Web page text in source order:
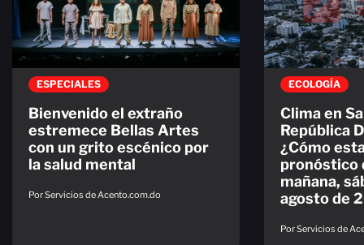
ESPECIALES
Bienvenido el extraño
estremece Bellas Artes
con un grito escénico por
la salud mental
Por Servicios de Acento.com.do
ECOLOGÍA
Clima en
República
¿Cómo
pronóstico
mañana,
agosto de
Por Servicios de